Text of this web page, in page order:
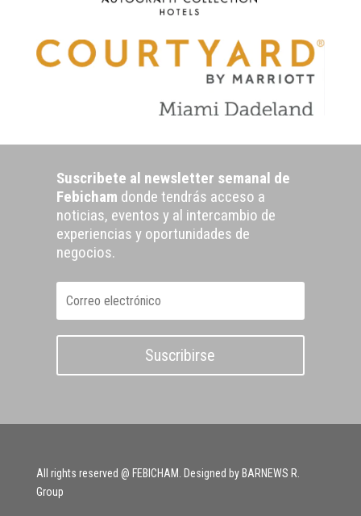
Suscribete al newsletter semanal de
Febicham donde tendrás acceso a
noticias, eventos y al intercambio de
experiencias y oportunidades de
negocios.
Suscribirse
All rights reserved @ FEBICHAM. Designed by BARNEWS R.
Group